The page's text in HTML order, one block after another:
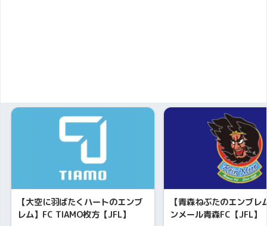
【大空に羽ばたくハートのエンブ
レム】FC TIAMO枚方【JFL】
【青森ねぶたのエンブレ
ンメール青森FC【JFL】